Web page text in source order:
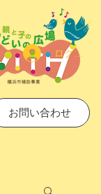
ログイン
お問い合わせ